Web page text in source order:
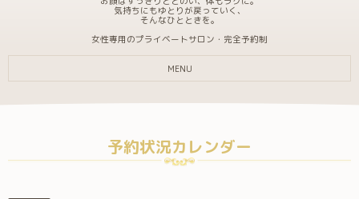
気持ちにもゆとりが戻っていく、
そんなひとときを。
女性専用のプライベートサロン・完全予約制
MENU
予約状況カレンダー